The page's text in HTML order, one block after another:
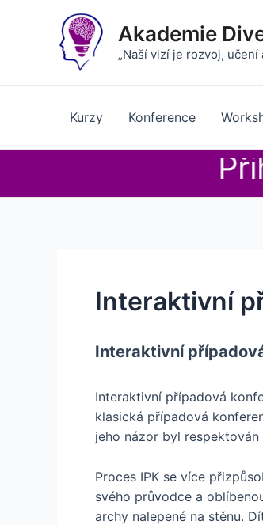
Akademie
„Naší vizí je rozvoj,
Kurzy Konference
Interaktivní
Interaktivní
Interaktivní případová
klasická případová
jeho názor byl
Proces IPK se více
svého průvodce a
archy nalepené na stěnu.